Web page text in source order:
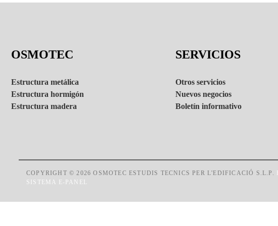
OSMOTEC
Estructura metálica
Estructura hormigón
Estructura madera
SERVICIOS
Otros servicios
Nuevos negocios
Boletín informativo
COPYRIGHT © 2026 OSMOTEC ESTUDIS TECNICS PER L'EDIFICACIÓ S.L.P.
SISTEMA E-PANEL